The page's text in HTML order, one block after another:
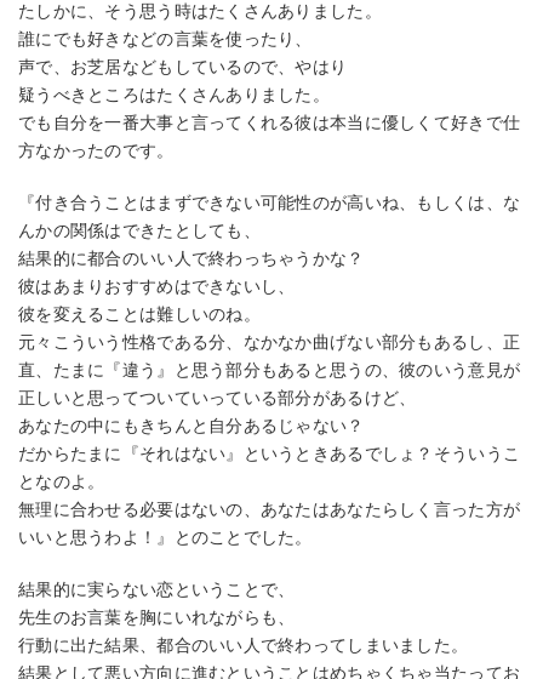
たしかに、そう思う時はたくさんありました。
誰にでも好きなどの言葉を使ったり、
声で、お芝居などもしているので、やはり
疑うべきところはたくさんありました。
でも自分を一番大事と言ってくれる彼は本当に優しくて好きで仕
方なかったのです。
『付き合うことはまずできない可能性のが高いね、もしくは、な
んかの関係はできたとしても、
結果的に都合のいい人で終わっちゃうかな？
彼はあまりおすすめはできないし、
彼を変えることは難しいのね。
元々こういう性格である分、なかなか曲げない部分もあるし、正
直、たまに『違う』と思う部分もあると思うの、彼のいう意見が
正しいと思ってついていっている部分があるけど、
あなたの中にもきちんと自分あるじゃない？
だからたまに『それはない』というときあるでしょ？そういうこ
となのよ。
無理に合わせる必要はないの、あなたはあなたらしく言った方が
いいと思うわよ！』とのことでした。
結果的に実らない恋ということで、
先生のお言葉を胸にいれながらも、
行動に出た結果、都合のいい人で終わってしまいました。
結果として悪い方向に進むということはめちゃくちゃ当たってお